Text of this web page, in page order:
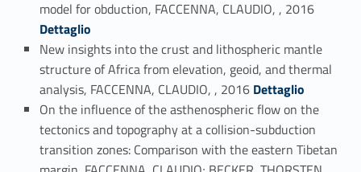
model for obduction, FACCENNA, CLAUDIO, , 2016
Dettaglio
New insights into the crust and lithospheric mantle
structure of Africa from elevation, geoid, and thermal
analysis, FACCENNA, CLAUDIO, , 2016 Link identifier #identifier_person_175860-99
Dettaglio
On the influence of the asthenospheric flow on the
tectonics and topography at a collision-subduction
transition zones: Comparison with the eastern Tibetan